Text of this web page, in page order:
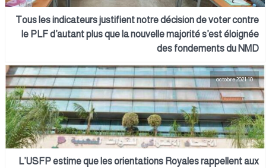
Tous les indicateurs justifient notre décision de voter contre
le PLF d’autant plus que la nouvelle majorité s’est éloignée
des fondements du NMD
10 octobre 2021
L’USFP estime que les orientations Royales rappellent aux